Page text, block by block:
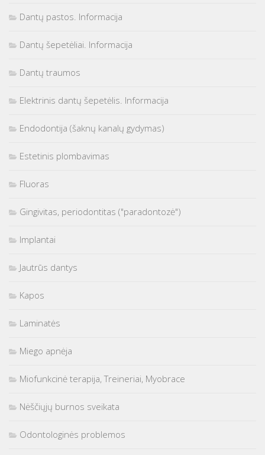
Dantų pastos. Informacija
Dantų šepetėliai. Informacija
Dantų traumos
Elektrinis dantų šepetėlis. Informacija
Endodontija (šaknų kanalų gydymas)
Estetinis plombavimas
Fluoras
Gingivitas, periodontitas ("paradontozė")
Implantai
Jautrūs dantys
Kapos
Laminatės
Miego apnėja
Miofunkcinė terapija, Treineriai, Myobrace
Nėščiųjų burnos sveikata
Odontologinės problemos